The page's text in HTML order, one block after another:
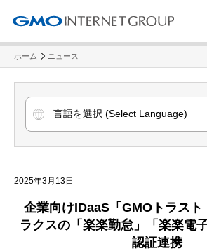
ホーム ニュース
2025年3月13日
企業向けIDaaS「GMOトラスト
ラクスの「楽楽勤怠」「楽楽電
認証連携